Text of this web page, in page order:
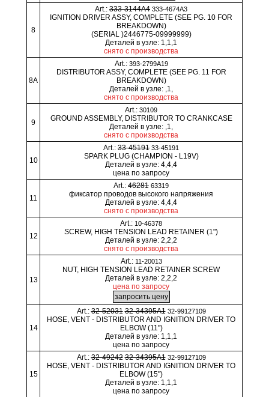
8
Art.: 333-3144A4 333-4674A3
IGNITION DRIVER ASSY, COMPLETE (SEE PG. 10 FOR
BREAKDOWN)
(SERIAL )2446775-09999999)
Деталей в узле: 1,1,1
снято с производства
8A
Art.: 393-2799A19
DISTRIBUTOR ASSY, COMPLETE (SEE PG. 11 FOR
BREAKDOWN)
Деталей в узле: ,1,
снято с производства
9
Art.: 30109
GROUND ASSEMBLY, DISTRIBUTOR TO CRANKCASE
Деталей в узле: ,1,
снято с производства
10
Art.: 33-45191 33-45191
SPARK PLUG (CHAMPION - L19V)
Деталей в узле: 4,4,4
цена по запросу
11
Art.: 46281 63319
фиксатор проводов высокого напряжения
Деталей в узле: 4,4,4
снято с производства
12
Art.: 10-46378
SCREW, HIGH TENSION LEAD RETAINER (1")
Деталей в узле: 2,2,2
снято с производства
13
Art.: 11-20013
NUT, HIGH TENSION LEAD RETAINER SCREW
Деталей в узле: 2,2,2
цена по запросу
14
Art.:32-52031 32-34395A1 32-99127109
HOSE, VENT - DISTRIBUTOR AND IGNITION DRIVER TO
ELBOW (11")
Деталей в узле: 1,1,1
цена по запросу
15
Art.:32-49242 32-34395A1 32-99127109
HOSE, VENT - DISTRIBUTOR AND IGNITION DRIVER TO
ELBOW (15")
Деталей в узле: 1,1,1
цена по запросу